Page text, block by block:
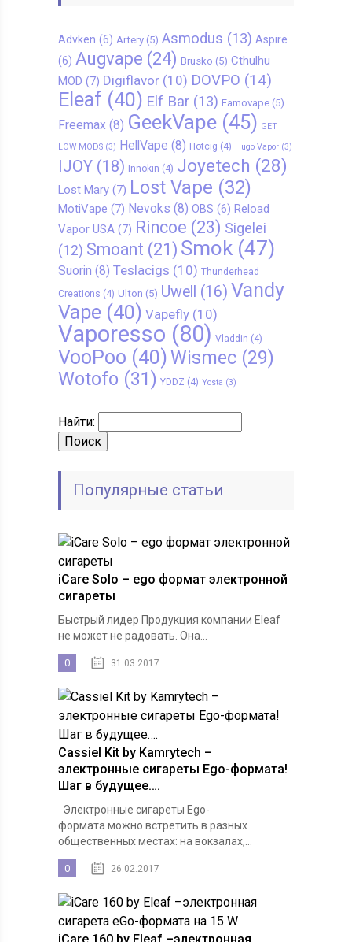
Advken (6) Artery(5) Asmodus (13) Aspire
(6) Augvape (24) Brusko (5) Cthulhu
MOD (7) Digiflavor(10) DOVPO (14)
Eleaf (40) Elf Bar(13) Famovape(5)
Freemax (8) GeekVape(45) GET
LOW MODS(3) HellVape (8) Hotcig (4) Hugo Vapor(3)
IJOY(18) Innokin (4) Joyetech (28)
Lost Mary(7) Lost Vape (32)
MotiVape (7) Nevoks (8) OBS (6) Reload
Vapor USA(7) Rincoe (23) Sigelei
(12) Smoant (21) Smok(47)
Suorin (8) Teslacigs (10) Thunderhead
Creations (4) Ulton (5) Uwell (16) Vandy
Vape(40) Vapefly(10)
Vaporesso (80) Vladdin (4)
VooPoo (40) Wismec(29)
Wotofo (31) YDDZ (4) Yosta (3)
Найти:
Популярные статьи
iCare Solo – ego формат электронной
сигареты
Быстрый лидер Продукция компании Eleaf
не может не радовать. Она...
0 31.03.2017
Cassiel Kit by Kamrytech –
электронные сигареты Ego-формата!
Шаг в будущее….
Электронные сигареты Ego-
формата можно встретить в разных
общественных местах: на вокзалах,...
0 26.02.2017